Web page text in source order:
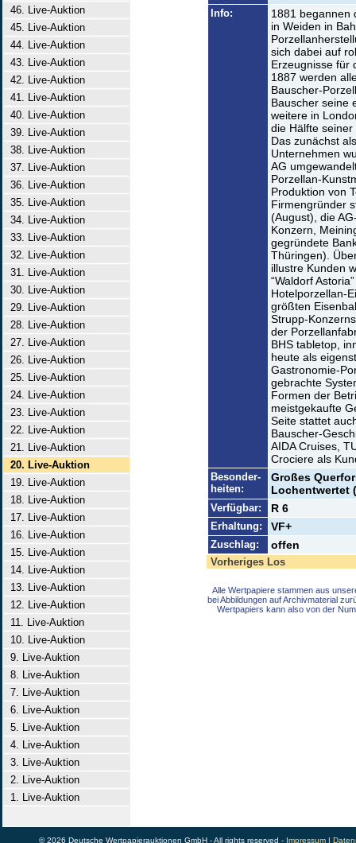
46. Live-Auktion
45. Live-Auktion
44. Live-Auktion
43. Live-Auktion
42. Live-Auktion
41. Live-Auktion
40. Live-Auktion
39. Live-Auktion
38. Live-Auktion
37. Live-Auktion
36. Live-Auktion
35. Live-Auktion
34. Live-Auktion
33. Live-Auktion
32. Live-Auktion
31. Live-Auktion
30. Live-Auktion
29. Live-Auktion
28. Live-Auktion
27. Live-Auktion
26. Live-Auktion
25. Live-Auktion
24. Live-Auktion
23. Live-Auktion
22. Live-Auktion
21. Live-Auktion
20. Live-Auktion
19. Live-Auktion
18. Live-Auktion
17. Live-Auktion
16. Live-Auktion
15. Live-Auktion
14. Live-Auktion
13. Live-Auktion
12. Live-Auktion
11. Live-Auktion
10. Live-Auktion
9. Live-Auktion
8. Live-Auktion
7. Live-Auktion
6. Live-Auktion
5. Live-Auktion
4. Live-Auktion
3. Live-Auktion
2. Live-Auktion
1. Live-Auktion
Info:
1881 begannen
in Weiden in
sich dabei auf
Erzeugnisse für
1887 werden
Bauscher-
Bauscher seine
weitere in
die Hälfte
Das zunächst
Unternehmen
AG
Porzellan-
Produktion von
Firmengründer
(August), die
Konzern,
gegründete
Thüringen).
illustre Kunden
“Waldorf
Hotelporzellan-
größten
Strupp-
der
BHS tabletop,
heute als
Gastronomie-
gebrachte
Formen der
meistgekaufte
Seite stattet
Bauscher-
AIDA Cruises,
Crociere als
Besonder-
heiten:
Großes
Lochentwertet
Verfügbar: R 6
Erhaltung: VF+
Zuschlag: offen
Vorheriges Los
Alle Wertpapiere stammen aus
bei Abbildungen auf Archivmaterial
Wertpapiers kann also von der
© 2026 Deutsche Wertpapierauktionen GmbH - All rights reserved - Impressum|